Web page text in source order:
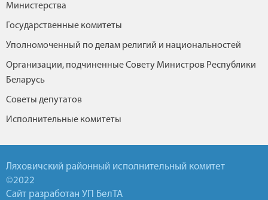
Министерства
Государственные комитеты
Уполномоченный по делам религий и национальностей
Организации, подчиненные Совету Министров Республики
Беларусь
Советы депутатов
Исполнительные комитеты
Ляховичский районный исполнительный комитет
©2022
Сайт разработан УП БелТА